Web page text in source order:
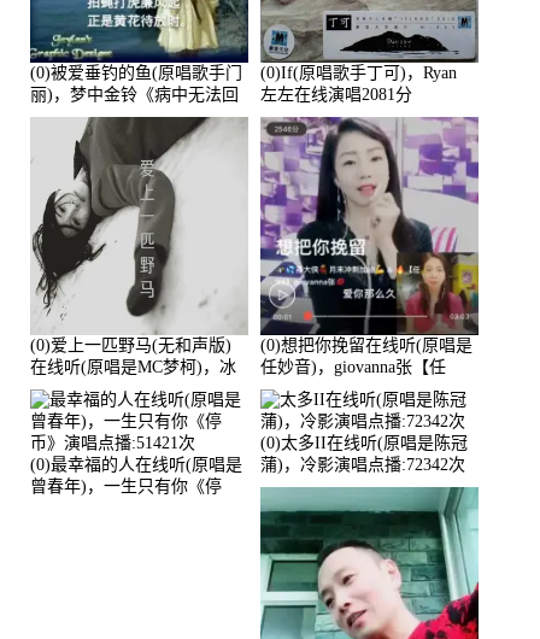
(0)被爱垂钓的鱼(原唱歌手门
丽)，梦中金铃《病中无法回
复大家》在线演唱3586分
(0)If(原唱歌手丁可)，Ryan
左左在线演唱2081分
(0)爱上一匹野马(无和声版)
在线听(原唱是MC梦柯)，冰
鑫Asce演唱点播:178815次
(0)想把你挽留在线听(原唱是
任妙音)，giovanna张【任
96】演唱点播:60173次
(0)最幸福的人在线听(原唱是
曾春年)，一生只有你《停
(0)太多II在线听(原唱是陈冠
蒲)，冷影演唱点播:72342次